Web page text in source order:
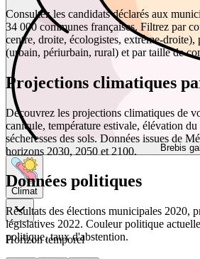
Brebis
Climat
Horizon temporel
Consultez les candidats déclarés aux
34 000 communes françaises. Filtrez par
centre, droite, écologistes, extrême-
(urbain, périurbain, rural) et par taille de
Projections climatiques
Découvrez les projections climatiques de
canicule, température estivale, élévation
sécheresses des sols. Données issues de
horizons 2030, 2050 et 2100.
Données politiques
Résultats des élections municipales 2020,
législatives 2022. Couleur politique
politique, taux d'abstention.